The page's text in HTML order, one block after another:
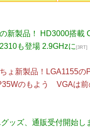
新製品！ HD3000搭載
も登場 2.9GHzに [3RT]
ょ新製品！LGA1155
のもよう VGAは
グッズ、通販受付開始